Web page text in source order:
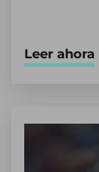
Leer ahora